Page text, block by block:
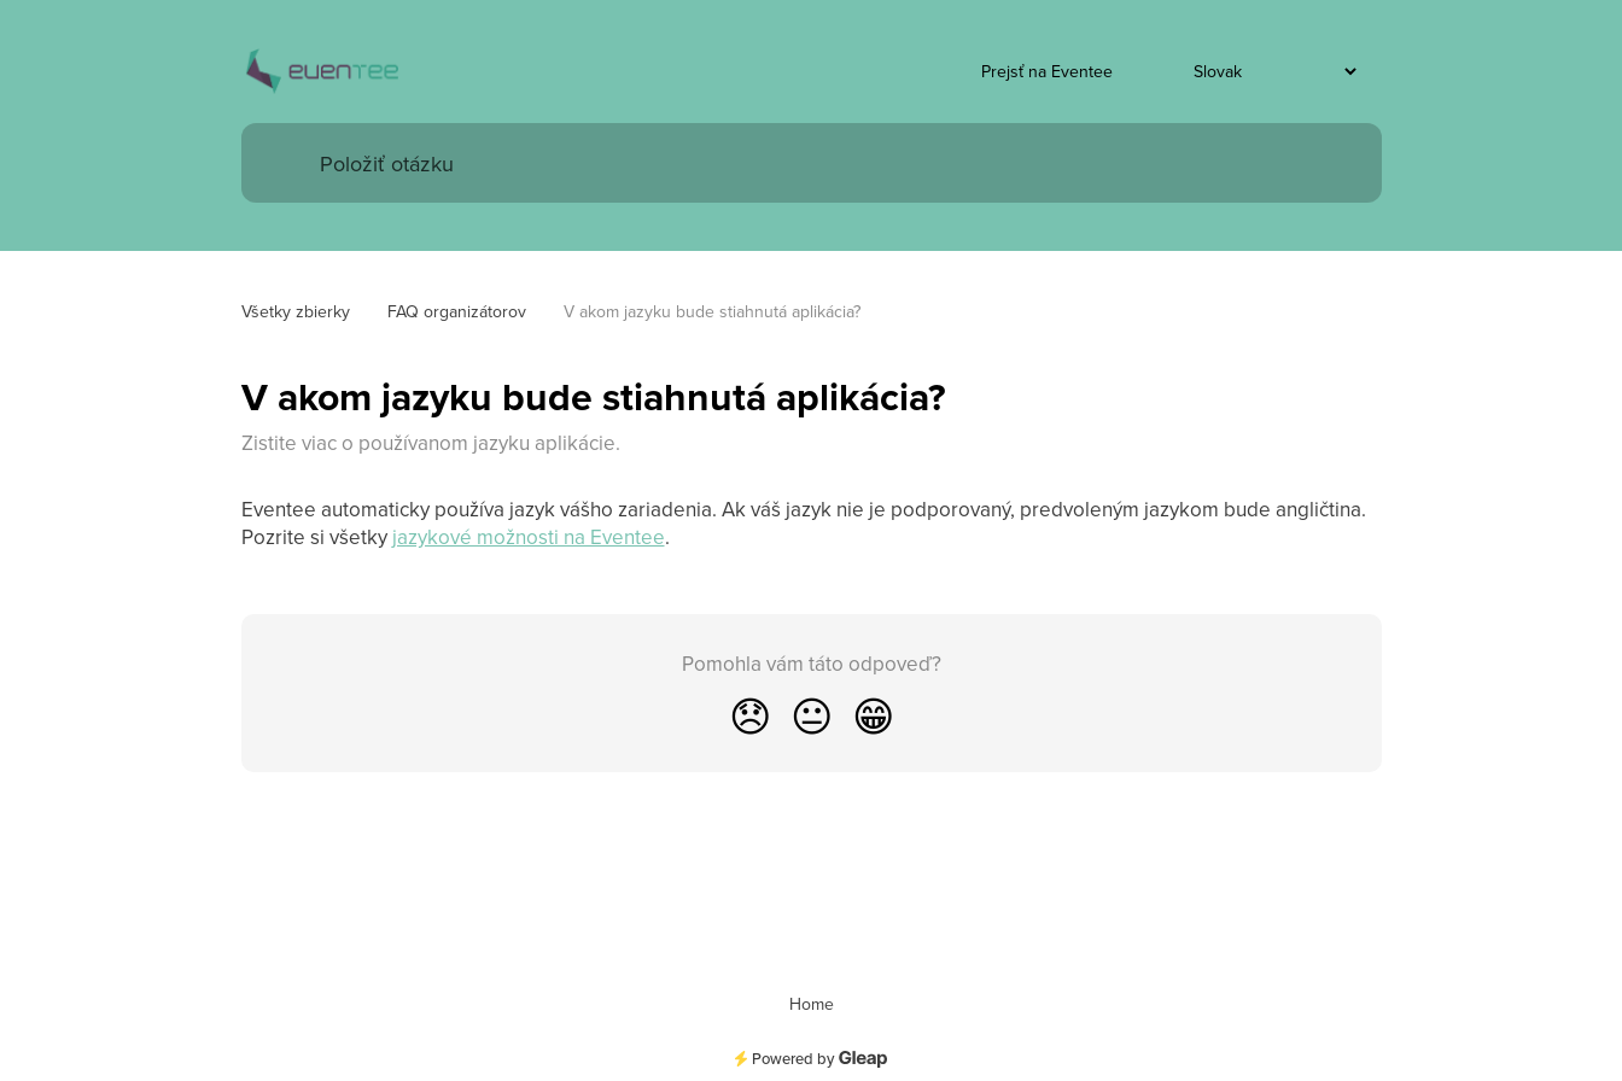
Prejsť na Eventee
Všetky zbierky FAQ organizátorov V akom jazyku bude stiahnutá aplikácia?
V akom jazyku bude stiahnutá aplikácia?
Zistite viac o používanom jazyku aplikácie.
Eventee automaticky používa jazyk vášho zariadenia. Ak váš jazyk nie je podporovaný, predvoleným jazykom bude angličtina.
Pozrite si všetky jazykové možnosti na Eventee.
Pomohla vám táto odpoveď?
😞 😐 😁
Home
Powered by